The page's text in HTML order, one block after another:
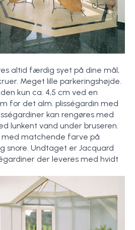
altid færdig syet på dine mål,
Meget lille parkeringshøjde.
kun ca. 4,5 cm ved en
for det alm. plisségardin med
kan rengøres med
lunkent vand under bruseren.
med matchende farve på
snore. Undtaget er Jacquard
der leveres med hvidt